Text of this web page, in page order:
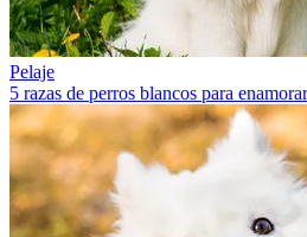
Pelaje
5 razas de perros blancos para